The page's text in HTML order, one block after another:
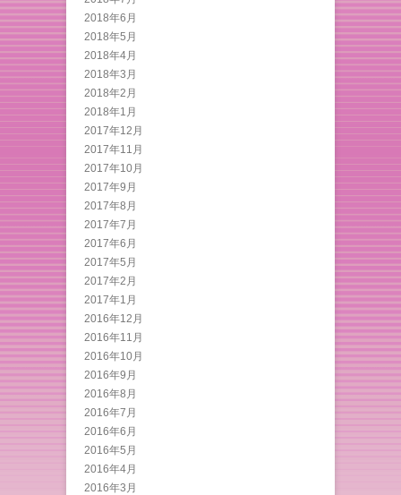
2018年6月
2018年5月
2018年4月
2018年3月
2018年2月
2018年1月
2017年12月
2017年11月
2017年10月
2017年9月
2017年8月
2017年7月
2017年6月
2017年5月
2017年2月
2017年1月
2016年12月
2016年11月
2016年10月
2016年9月
2016年8月
2016年7月
2016年6月
2016年5月
2016年4月
2016年3月